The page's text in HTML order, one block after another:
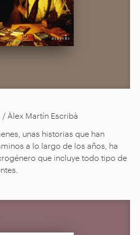
Àlex Martín Escribà
unas historias que han
a lo largo de los años, ha
que incluye todo tipo de